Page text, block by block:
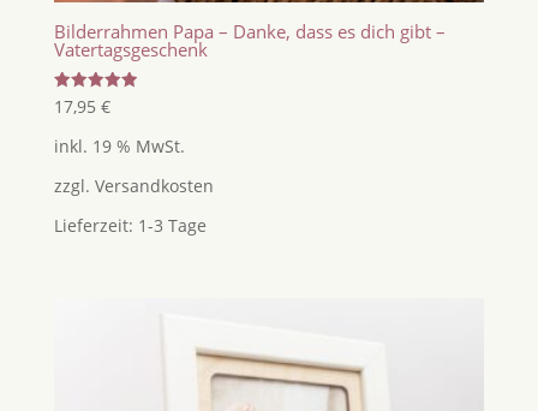
Bilderrahmen Papa – Danke, dass es dich gibt –
Vatertagsgeschenk
Bewertet
mit
von 5
17,95 €
inkl. 19 % MwSt.
zzgl. Versandkosten
Lieferzeit: 1-3 Tage